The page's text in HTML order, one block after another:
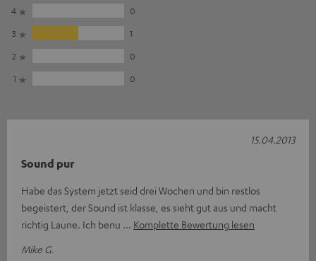
4
0
3
1
2
0
1
0
Sound pur
Habe das System jetzt seid drei Wochen und bin restlos
begeistert, der Sound ist klasse, es sieht gut aus und macht
richtig Laune. Ich benu
Komplette Bewertung lesen
Mike G.
15.04.2013